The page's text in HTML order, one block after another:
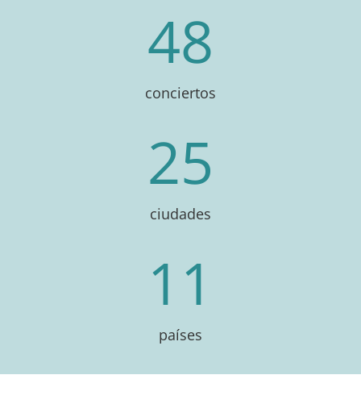
48
conciertos
25
ciudades
11
países